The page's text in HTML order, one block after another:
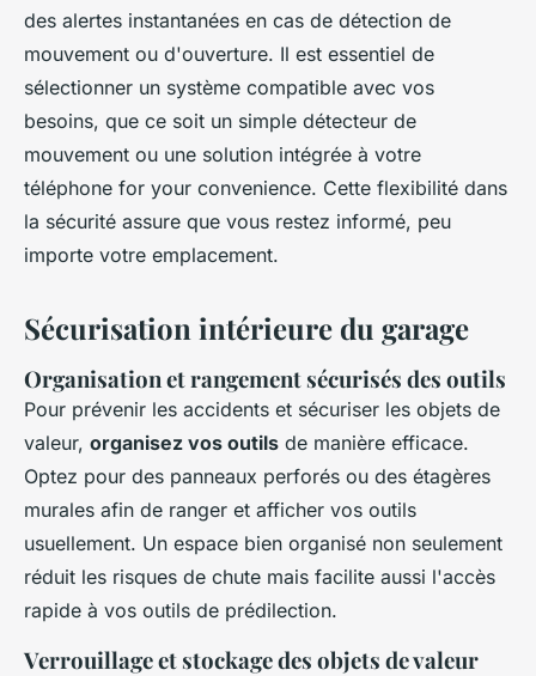
des alertes instantanées en cas de détection de
mouvement ou d'ouverture. Il est essentiel de
sélectionner un système compatible avec vos
besoins, que ce soit un simple détecteur de
mouvement ou une solution intégrée à votre
téléphone for your convenience. Cette flexibilité dans
la sécurité assure que vous restez informé, peu
importe votre emplacement.
Sécurisation intérieure du garage
Organisation et rangement sécurisés des outils
Pour prévenir les accidents et sécuriser les objets de
valeur, organisez vos outils de manière efficace.
Optez pour des panneaux perforés ou des étagères
murales afin de ranger et afficher vos outils
usuellement. Un espace bien organisé non seulement
réduit les risques de chute mais facilite aussi l'accès
rapide à vos outils de prédilection.
Verrouillage et stockage des objets de valeur